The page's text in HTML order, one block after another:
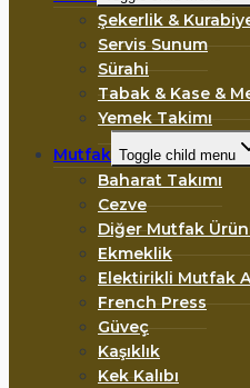
Şekerlik &
Servis Sunum
Sürahi
Tabak & Kase &
Yemek Takimı
Mutfak Toggle child menu
Baharat Takımı
Cezve
Diğer Mutfak
Ekmeklik
Elektirikli Mutfak
French Press
Güveç
Kaşıklık
Kek Kalıbı